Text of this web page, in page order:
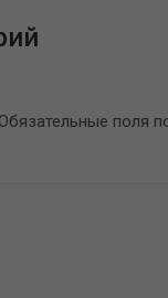
Обязательные поля